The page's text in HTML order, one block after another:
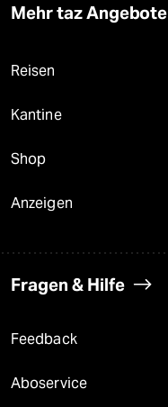
Mehr taz Angebote
Reisen
Kantine
Shop
Anzeigen
Fragen & Hilfe
Feedback
Aboservice